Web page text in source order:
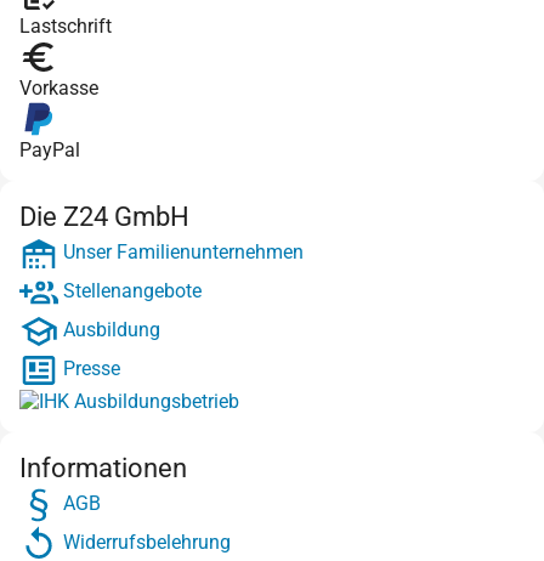
Lastschrift
Vorkasse
PayPal
Die Z24 GmbH
Unser Familienunternehmen
Stellenangebote
Ausbildung
Presse
Informationen
AGB
Widerrufsbelehrung